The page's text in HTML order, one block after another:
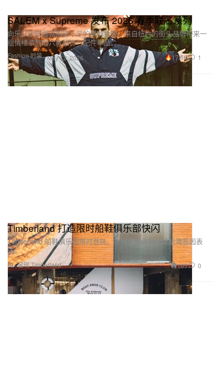
Fashion 时装
SALEM x Supreme 发布 2026 春季联名系列
向乐队阴郁而氛围感十足的声响致敬，来自纽约的街头品牌带来一
组情绪浓烈的六款服饰与配件单品。
May 12, 2026 17.6K 1
Timberland 打造限时船鞋俱乐部快闪
Timberland 船鞋俱乐部限时登陆，在当代潮流中延续航海基因表
达。
由...呈现 Timberland 165 0